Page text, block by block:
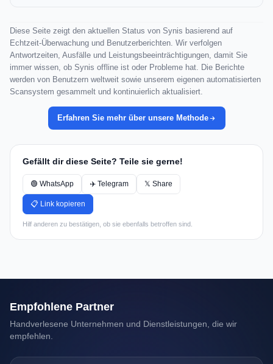
Diese Seite zeigt den aktuellen Status von Synis basierend auf
Echtzeit-Überwachung und Benutzerberichten. Wir verfolgen
Antwortzeiten, Ausfälle und Leistungsbeeinträchtigungen, damit Sie
immer wissen, ob Synis offline ist oder Probleme hat. Die Berichte
werden von Benutzern weltweit sowie unserem eigenen automatisierten
Scansystem gesammelt und kontinuierlich aktualisiert.
Erfahren Sie mehr über unsere Methode
Gefällt dir diese Seite? Teile sie gerne!
🟢 WhatsApp ✈️ Telegram 𝕏 Share
📋 Link kopieren
Hilf anderen zu bestätigen, ob sie ebenfalls betroffen sind.
Empfohlene Partner
Handverlesene Unternehmen und Dienstleistungen, die wir
empfehlen.